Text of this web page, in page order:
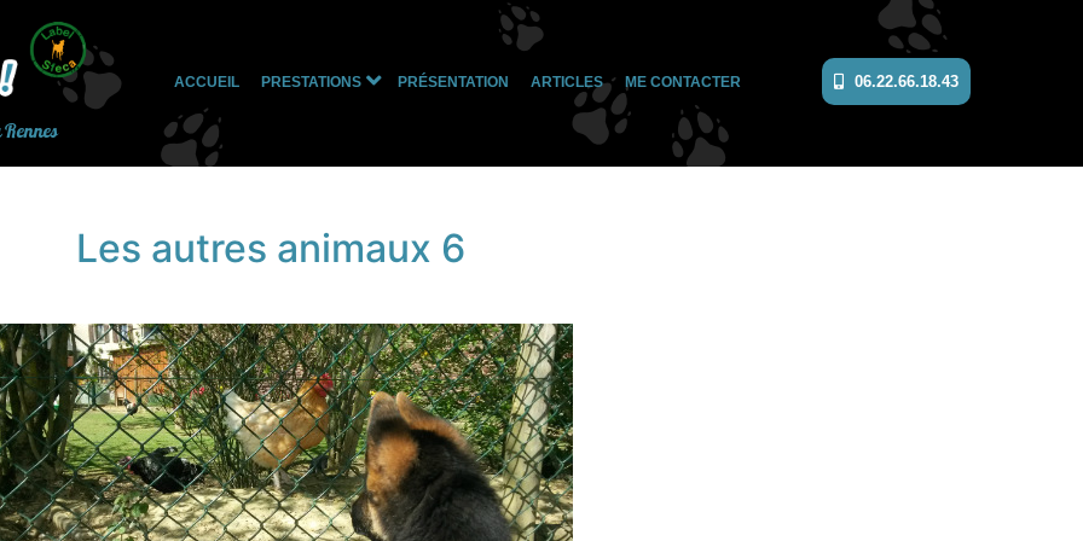
ACCUEIL PRESTATIONS
Ouvrir
menu
PRÉSENTATION ARTICLES ME CONTACTER 06.22.66.18.43
Les autres animaux 6